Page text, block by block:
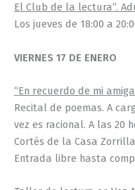
El Club de la lectura”.
Los jueves de 18:00 a
VIERNES 17 DE ENERO
“En recuerdo de mi
Recital de poemas. A
vez es racional. A las 20
Cortés de la Casa
Entrada libre hasta